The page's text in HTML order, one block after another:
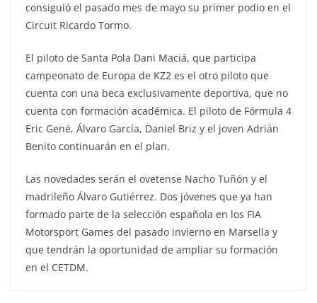
consiguió el pasado mes de mayo su primer podio en el
Circuit Ricardo Tormo.
El piloto de Santa Pola Dani Maciá, que participa
campeonato de Europa de KZ2 es el otro piloto que
cuenta con una beca exclusivamente deportiva, que no
cuenta con formación académica. El piloto de Fórmula 4
Eric Gené, Álvaro García, Daniel Briz y el joven Adrián
Benito continuarán en el plan.
Las novedades serán el ovetense Nacho Tuñón y el
madrileño Álvaro Gutiérrez. Dos jóvenes que ya han
formado parte de la selección española en los FIA
Motorsport Games del pasado invierno en Marsella y
que tendrán la oportunidad de ampliar su formación
en el CETDM.